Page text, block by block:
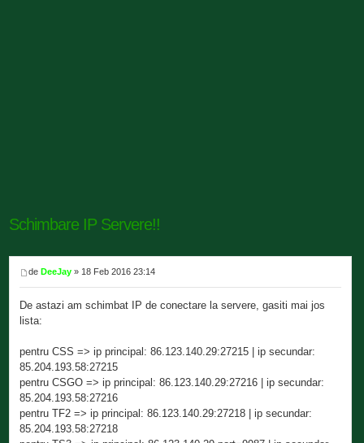
Schimbare IP Servere!!
deDeeJay » 18 Feb 2016 23:14
De astazi am schimbat IP de conectare la servere, gasiti mai jos
lista:
pentru CSS => ip principal: 86.123.140.29:27215 | ip secundar:
85.204.193.58:27215
pentru CSGO => ip principal: 86.123.140.29:27216 | ip secundar:
85.204.193.58:27216
pentru TF2 => ip principal: 86.123.140.29:27218 | ip secundar:
85.204.193.58:27218